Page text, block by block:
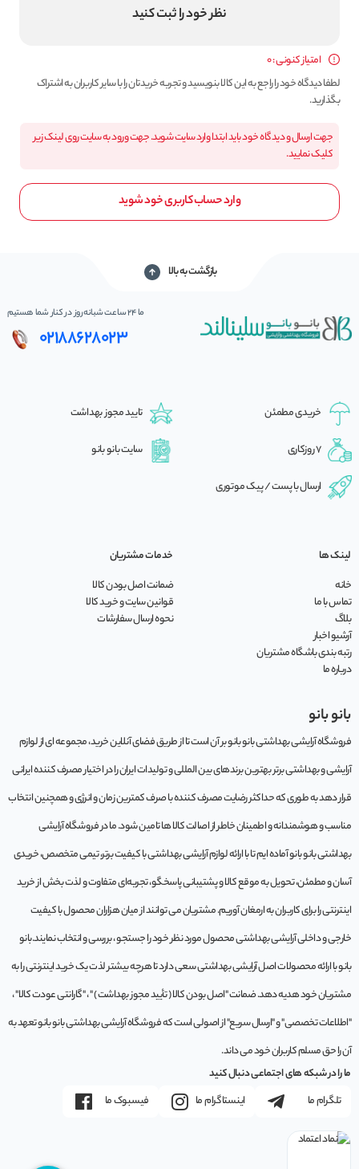
نظر خود را ثبت کنید
امتیاز کنونی : 0
لطفا دیدگاه خود را راجع به این کالا بنویسید و تجربه خریدتان را با سایر کاربران به اشتراک
بگذارید.
جهت ارسال و دیدگاه خود باید ابتدا وارد سایت شوید. جهت ورود به سایت روی لینک زیر
کلیک نمایید.
وارد حساب کاربری خود شوید
بازگشت به بالا
ما 24 ساعت شبانه‌روز در کنار شما هستیم
02188628023
خریدی مطمئن تایید مجوز بهداشت
7 روزکاری سایت بانو بانو
ارسال با پست / پیک موتوری
لینک ها
خانه
تماس با ما
بلاگ
آرشیو اخبار
رتبه بندی باشگاه مشتریان
درباره ما
خدمات مشتریان
ضمانت اصل بودن کالا
قوانین سایت و خرید کالا
نحوه ارسال سفارشات
بانو بانو
فروشگاه آرایشی بهداشتی بانو بانو بر آن است تا از طریق فضای آنلاین خرید، مجموعه‌ ای از لوازم
آرایشی و بهداشتی برتر بهترین برندهای بین المللی و تولیدات ایران را در اختیار مصرف کننده ایرانی
قرار دهد به طوری که حداکثر رضایت مصرف کننده با صرف کمترین زمان و انرژی و همچنین انتخاب
مناسب و هوشمندانه و اطمینان خاطر از اصالت کالا ها تامین شود. ما در فروشگاه آرایشی
بهداشتی بانو بانو آماده ایم تا با ارائه لوازم آرایشی بهداشتی با کیفیت برتر، تیمی متخصص، خریدی
آسان و مطمئن، تحویل به موقع کالا و پشتیبانی پاسخگو، تجربه‌ای متفاوت و لذت بخش از خرید
اینترنتی را برای کاربران به ارمغان آوریم. مشتريان می توانند از ميان هزاران محصول با کيفيت
خارجی و داخلی آرایشی بهداشتی محصول مورد نظر خود را جستجو ، بررسی و انتخاب نمايند.بانو
بانو با ارائه محصولات اصل آرایشی بهداشتی سعی دارد تا هرچه بیشتر لذت یک خرید اینترنتی را به
مشتریان خود هدیه دهد. ضمانت "اصل بودن کالا ( تأیید مجوز بهداشت ) " ، "گارانتی عودت کالا" ،
"اطلاعات تخصصی" و "ارسال سریع" از اصولی است که فروشگاه آرایشی بهداشتی بانو بانو تعهد به
آن را حق مسلم کاربران خود می داند.
ما را در شبکه های اجتماعی دنبال کنید
تلگرام ما
اینستاگرام ما فیسبوک ما